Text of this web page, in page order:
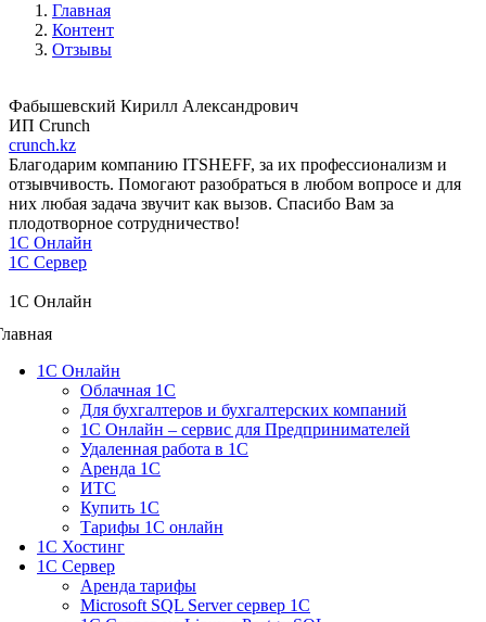
Главная
Контент
Отзывы
Фабышевский Кирилл Александрович
ИП Crunch
crunch.kz
Благодарим компанию ITSHEFF, за их профессионализм и
отзывчивость. Помогают разобраться в любом вопросе и для
них любая задача звучит как вызов. Спасибо Вам за
плодотворное сотрудничество!
1C Онлайн
1С Сервер
1C Онлайн
1С Онлайн
Облачная 1С
Для бухгалтеров и бухгалтерских компаний
1C Онлайн – сервис для Предпринимателей
Удаленная работа в 1С
Аренда 1С
ИТС
Купить 1С
Тарифы 1С онлайн
1С Хостинг
1С Сервер
Аренда тарифы
Microsoft SQL Server сервер 1С